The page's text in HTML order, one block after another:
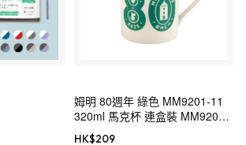
姆明 80週年 綠色 MM9201-11
320ml 馬克杯 連盒裝 MM9200
80週年 北歐設計 日本製 山加商
HK$209